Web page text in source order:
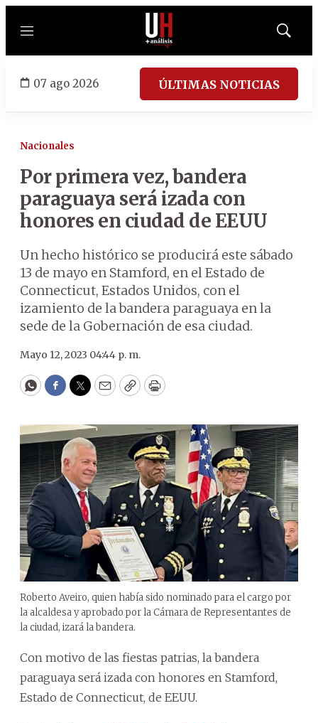
Menú
Mostrar
07 ago 2026 ÚLTIMAS NOTICIAS
Nacionales
Por primera vez, bandera
paraguaya será izada con
honores en ciudad de EEUU
Un hecho histórico se producirá este sábado
13 de mayo en Stamford, en el Estado de
Connecticut, Estados Unidos, con el
izamiento de la bandera paraguaya en la
sede de la Gobernación de esa ciudad.
Mayo 12, 2023 04:44 p. m.
WhatsApp
Facebook
Twitter
EmailCopyPrint
Roberto Aveiro, quien había sido nominado para el cargo por
la alcaldesa y aprobado por la Cámara de Representantes de
la ciudad, izará la bandera.
Con motivo de las fiestas patrias, la bandera
paraguaya será izada con honores en Stamford,
Estado de Connecticut, de EEUU.